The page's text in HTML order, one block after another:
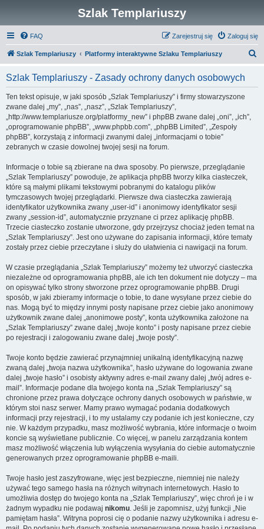
Szlak Templariuszy
FAQ Zaloguj się
Zarejestruj się
Szlak Templariuszy Platformy interaktywne Szlaku Templariuszy
Szlak Templariuszy - Zasady ochrony danych osobowych
Ten tekst opisuje, w jaki sposób „Szlak Templariuszy” i firmy stowarzyszone
zwane dalej „my”, „nas”, „nasz”, „Szlak Templariuszy”,
„http://www.templariusze.org/platformy_new” i phpBB zwane dalej „oni”, „ich”,
„oprogramowanie phpBB”, „www.phpbb.com”, „phpBB Limited”, „Zespoły
phpBB”, korzystają z informacji zwanymi dalej „informacjami o tobie”
zebranych w czasie dowolnej twojej sesji na forum.
Informacje o tobie są zbierane na dwa sposoby. Po pierwsze, przeglądanie
„Szlak Templariuszy” powoduje, że aplikacja phpBB tworzy kilka ciasteczek,
które są małymi plikami tekstowymi pobranymi do katalogu plików
tymczasowych twojej przeglądarki. Pierwsze dwa ciasteczka zawierają
identyfikator użytkownika zwany „user-id” i anonimowy identyfikator sesji
zwany „session-id”, automatycznie przyznane ci przez aplikację phpBB.
Trzecie ciasteczko zostanie utworzone, gdy przejrzysz chociaż jeden temat na
„Szlak Templariuszy”. Jest ono używane do zapisania informacji, które tematy
zostały przez ciebie przeczytane i służy do ułatwienia ci nawigacji na forum.
W czasie przeglądania „Szlak Templariuszy” możemy też utworzyć ciasteczka
niezależne od oprogramowania phpBB, ale ich ten dokument nie dotyczy – ma
on opisywać tylko strony stworzone przez oprogramowanie phpBB. Drugi
sposób, w jaki zbieramy informacje o tobie, to dane wysyłane przez ciebie do
nas. Mogą być to między innymi posty napisane przez ciebie jako anonimowy
użytkownik zwane dalej „anonimowe posty”, konta użytkownika założone na
„Szlak Templariuszy” zwane dalej „twoje konto” i posty napisane przez ciebie
po rejestracji i zalogowaniu zwane dalej „twoje posty”.
Twoje konto będzie zawierać przynajmniej unikalną identyfikacyjną nazwę
zwaną dalej „twoja nazwa użytkownika”, hasło używane do logowania zwane
dalej „twoje hasło” i osobisty aktywny adres e-mail zwany dalej „twój adres e-
mail”. Informacje podane dla twojego konta na „Szlak Templariuszy” są
chronione przez prawa dotyczące ochrony danych osobowych w państwie, w
którym stoi nasz serwer. Mamy prawo wymagać podania dodatkowych
informacji przy rejestracji, i to my ustalamy czy podanie ich jest konieczne, czy
nie. W każdym przypadku, masz możliwość wybrania, które informacje o twoim
koncie są wyświetlane publicznie. Co więcej, w panelu zarządzania kontem
masz możliwość włączenia lub wyłączenia wysyłania do ciebie automatycznie
generowanych przez oprogramowanie phpBB e-maili.
Twoje hasło jest zaszyfrowane, więc jest bezpieczne, niemniej nie należy
używać tego samego hasła na różnych witrynach internetowych. Hasło to
umożliwia dostęp do twojego konta na „Szlak Templariuszy”, więc chroń je i w
żadnym wypadku nie podawaj nikomu. Jeśli je zapomnisz, użyj funkcji „Nie
pamiętam hasła”. Witryna poprosi cię o podanie nazwy użytkownika i adresu e-